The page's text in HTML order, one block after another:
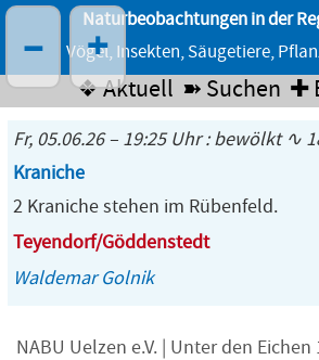
Naturbeobachtungen in der
Vögel, Insekten, Säugetiere,
❖ Aktuell ➽ Suchen ✚
Fr, 05.06.26 – 19:25 Uhr : bewölkt ∿
Kraniche
2 Kraniche stehen im Rübenfeld.
Teyendorf/Göddenstedt
Waldemar Golnik
NABU Uelzen e.V. | Unter den Eichen
– +